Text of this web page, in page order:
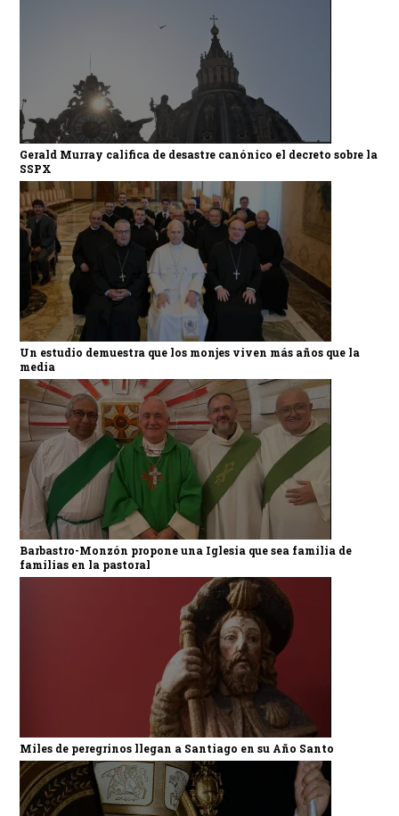
Gerald Murray califica de desastre canónico el decreto sobre la
SSPX
Un estudio demuestra que los monjes viven más años que la
media
Barbastro-Monzón propone una Iglesia que sea familia de
familias en la pastoral
Miles de peregrinos llegan a Santiago en su Año Santo